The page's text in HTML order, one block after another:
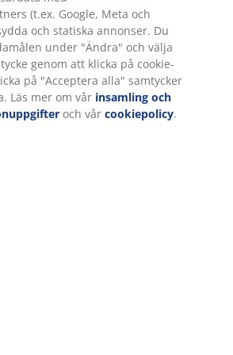
(t.ex. Google, Meta och
och statiska annonser. Du
under "Ändra" och välja
genom att klicka på cookie-
på "Acceptera alla" samtycker
Läs mer om vår insamling och
och vår cookiepolicy.